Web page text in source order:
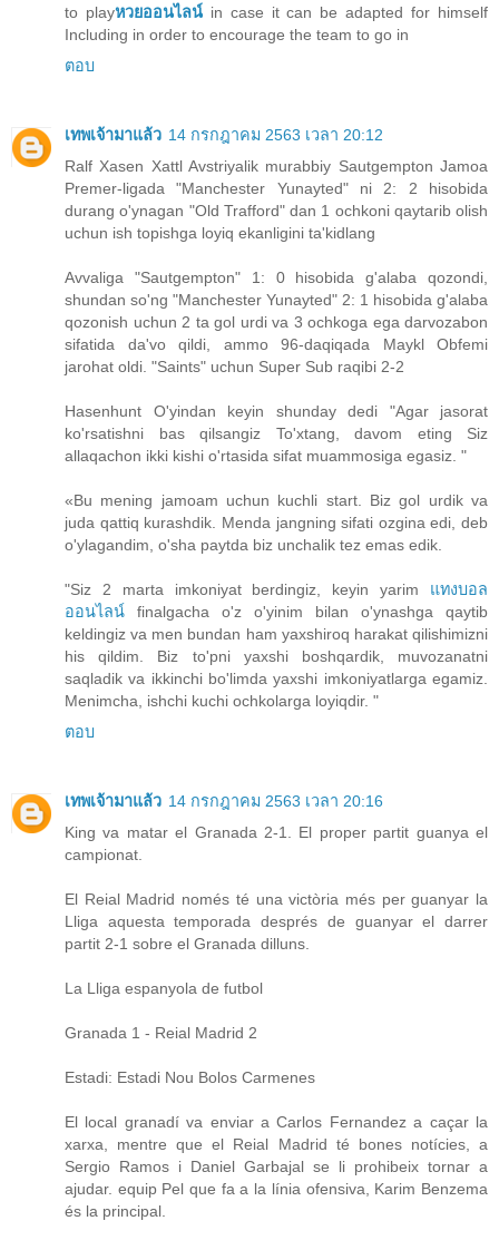
to playหวยออนไลน์in case it can be adapted for himself
Including in order to encourage the team to go in
ตอบ
เทพเจ้ามาแล้ว 14 กรกฎาคม 2563 เวลา 20:12
Ralf Xasen Xattl Avstriyalik murabbiy Sautgempton Jamoa
Premer-ligada "Manchester Yunayted" ni 2: 2 hisobida
durang o'ynagan "Old Trafford" dan 1 ochkoni qaytarib olish
uchun ish topishga loyiq ekanligini ta'kidlang
Avvaliga "Sautgempton" 1: 0 hisobida g'alaba qozondi,
shundan so'ng "Manchester Yunayted" 2: 1 hisobida g'alaba
qozonish uchun 2 ta gol urdi va 3 ochkoga ega darvozabon
sifatida da'vo qildi, ammo 96-daqiqada Maykl Obfemi
jarohat oldi. "Saints" uchun Super Sub raqibi 2-2
Hasenhunt O'yindan keyin shunday dedi "Agar jasorat
ko'rsatishni bas qilsangiz To'xtang, davom eting Siz
allaqachon ikki kishi o'rtasida sifat muammosiga egasiz. "
«Bu mening jamoam uchun kuchli start. Biz gol urdik va
juda qattiq kurashdik. Menda jangning sifati ozgina edi, deb
o'ylagandim, o'sha paytda biz unchalik tez emas edik.
"Siz 2 marta imkoniyat berdingiz, keyin yarim แทงบอล
ออนไลน์ finalgacha o'z o'yinim bilan o'ynashga qaytib
keldingiz va men bundan ham yaxshiroq harakat qilishimizni
his qildim. Biz to'pni yaxshi boshqardik, muvozanatni
saqladik va ikkinchi bo'limda yaxshi imkoniyatlarga egamiz.
Menimcha, ishchi kuchi ochkolarga loyiqdir. "
ตอบ
เทพเจ้ามาแล้ว 14 กรกฎาคม 2563 เวลา 20:16
King va matar el Granada 2-1. El proper partit guanya el
campionat.
El Reial Madrid només té una victòria més per guanyar la
Lliga aquesta temporada després de guanyar el darrer
partit 2-1 sobre el Granada dilluns.
La Lliga espanyola de futbol
Granada 1 - Reial Madrid 2
Estadi: Estadi Nou Bolos Carmenes
El local granadí va enviar a Carlos Fernandez a caçar la
xarxa, mentre que el Reial Madrid té bones notícies, a
Sergio Ramos i Daniel Garbajal se li prohibeix tornar a
ajudar. equip Pel que fa a la línia ofensiva, Karim Benzema
és la principal.